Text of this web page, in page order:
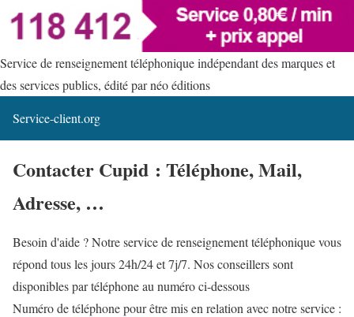
Service de renseignement téléphonique indépendant des marques et
des services publics, édité par néo éditions
Service-client.org
Contacter Cupid : Téléphone, Mail,
Adresse, …
Besoin d'aide ? Notre service de renseignement téléphonique vous
répond tous les jours 24h/24 et 7j/7. Nos conseillers sont
disponibles par téléphone au numéro ci-dessous
Numéro de téléphone pour être mis en relation avec notre service :